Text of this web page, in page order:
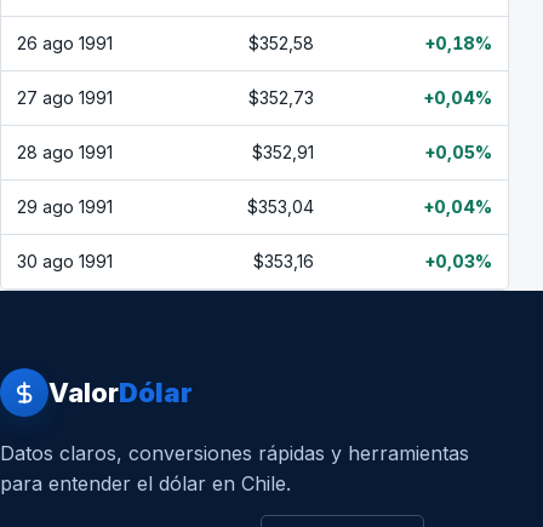
26 ago 1991 $352,58 +0,18%
27 ago 1991 $352,73 +0,04%
28 ago 1991 $352,91 +0,05%
29 ago 1991 $353,04 +0,04%
30 ago 1991 $353,16 +0,03%
ValorDólar
Datos claros, conversiones rápidas y herramientas
para entender el dólar en Chile.